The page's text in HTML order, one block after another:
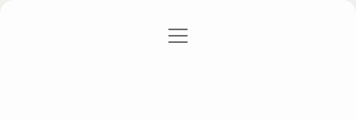
Gizlilik Politikası
menüyü